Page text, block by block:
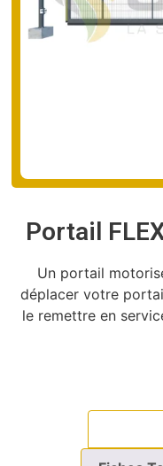
Portail
Un portail
déplacer votre
le remettre en